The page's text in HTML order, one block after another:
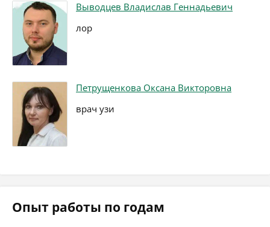
Выводцев Владислав Геннадьевич
лор
Петрущенкова Оксана Викторовна
врач узи
Опыт работы по годам